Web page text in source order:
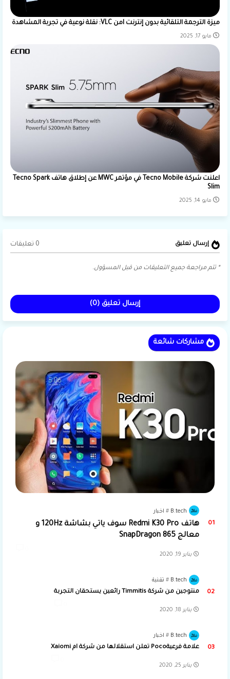
ميزة الترجمة التلقائية بدون إنترنت lمن VLC: نقلة نوعية في تجربة المشاهدة
مايو 17, 2025
اعلنت شركة Tecno Mobile في مؤتمر MWC عن إطلاق هاتف Tecno Spark
Slim
مايو 14, 2025
إرسال تعليق 0 تعليقات
* تتم مراجعة جميع التعليقات من قبل المسؤول.
إرسال تعليق (0)
مشاركات شائعة
B.tech اخبار
هاتف Redmi K30 Pro سوف ياتي بشاشة 120Hz و
معالج SnapDragon 865
يناير 19, 2020
B.tech تقنية
منتوجين من شركة Timmitis رائعين يستحقان التجربة
يناير 18, 2020
B.tech اخبار
علامة فرعيةPoco تعلن استقلالها من شركة ام Xaiomi
يناير 25, 2020